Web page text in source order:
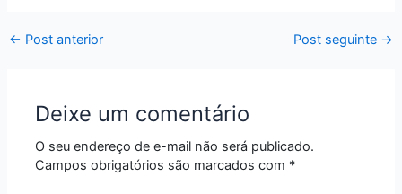
← Post anterior Post seguinte →
Deixe um comentário
O seu endereço de e-mail não será publicado.
Campos obrigatórios são marcados com *